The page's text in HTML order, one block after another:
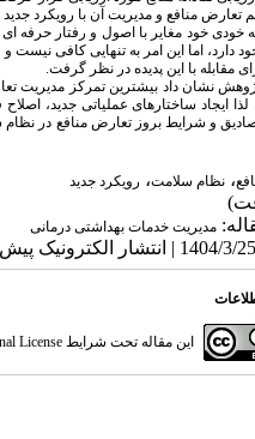
خودی خود مغایر با اصول و رفتار حرفه
دارد، اما این امر به تنهایی کافی
مقابله با این پدیده در نظر گرفت.
نشان داد بیشترین تمرکز
ایجاد ساختارهای عملیاتی جدید،
و شرایط بروز تعارض منافع در
، نظام سلامت، رویکرد جدید
مدیریت خدمات بهداشتی درمانی
این مقاله تحت شرایط License